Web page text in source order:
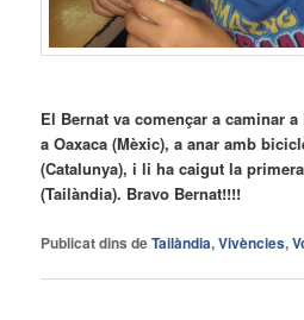
El Bernat va començar a caminar
a Oaxaca (Mèxic), a anar amb
(Catalunya), i li ha caigut la
(Tailàndia). Bravo Bernat!!!!
Publicat dins deTailàndia,Vivències,